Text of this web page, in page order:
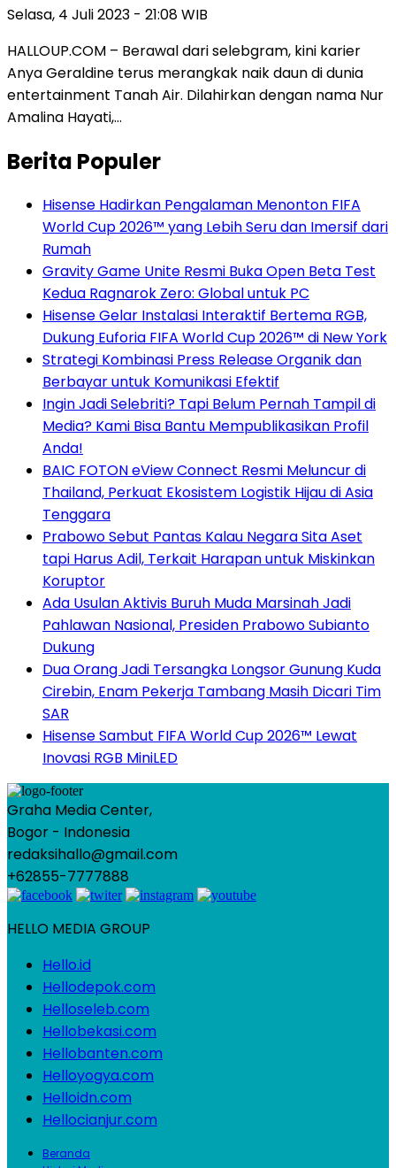
Selasa, 4 Juli 2023 - 21:08 WIB
HALLOUP.COM – Berawal dari selebgram, kini karier
Anya Geraldine terus merangkak naik daun di dunia
entertainment Tanah Air. Dilahirkan dengan nama Nur
Amalina Hayati,…
Berita Populer
Hisense Hadirkan Pengalaman Menonton FIFA
World Cup 2026™ yang Lebih Seru dan Imersif dari
Rumah
Gravity Game Unite Resmi Buka Open Beta Test
Kedua Ragnarok Zero: Global untuk PC
Hisense Gelar Instalasi Interaktif Bertema RGB,
Dukung Euforia FIFA World Cup 2026™ di New York
Strategi Kombinasi Press Release Organik dan
Berbayar untuk Komunikasi Efektif
Ingin Jadi Selebriti? Tapi Belum Pernah Tampil di
Media? Kami Bisa Bantu Mempublikasikan Profil
Anda!
BAIC FOTON eView Connect Resmi Meluncur di
Thailand, Perkuat Ekosistem Logistik Hijau di Asia
Tenggara
Prabowo Sebut Pantas Kalau Negara Sita Aset
tapi Harus Adil, Terkait Harapan untuk Miskinkan
Koruptor
Ada Usulan Aktivis Buruh Muda Marsinah Jadi
Pahlawan Nasional, Presiden Prabowo Subianto
Dukung
Dua Orang Jadi Tersangka Longsor Gunung Kuda
Cirebin, Enam Pekerja Tambang Masih Dicari Tim
SAR
Hisense Sambut FIFA World Cup 2026™ Lewat
Inovasi RGB MiniLED
Graha Media Center,
Bogor - Indonesia
redaksihallo@gmail.com
+62855-7777888
HELLO MEDIA GROUP
Hello.id
Hellodepok.com
Helloseleb.com
Hellobekasi.com
Hellobanten.com
Helloyogya.com
Helloidn.com
Hellocianjur.com
Beranda